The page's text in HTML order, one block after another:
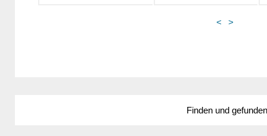
< >
Finden und